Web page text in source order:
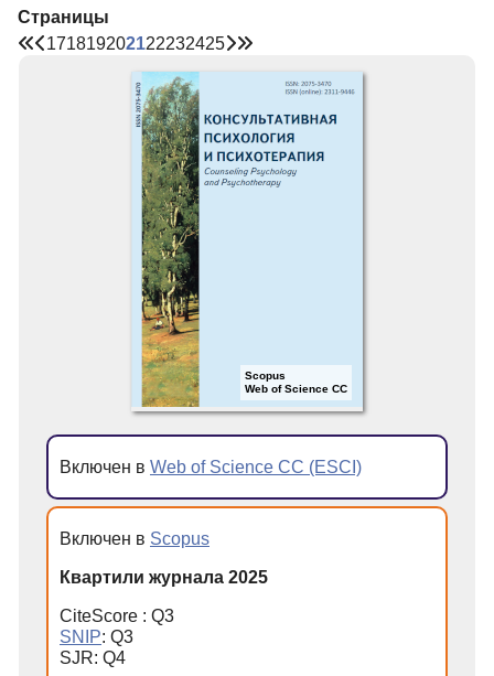
Страницы
171819202122232425
Scopus
Web of Science CC
Включен в Web of Science CC (ESCI)
Включен в Scopus
Квартили журнала 2025
CiteScore : Q3
SNIP: Q3
SJR: Q4